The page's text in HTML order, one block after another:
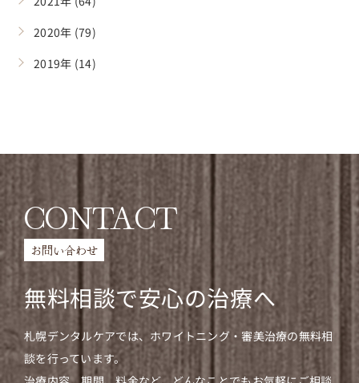
2020年 (79)
2019年 (14)
CONTACT
お問い合わせ
無料相談で安心の治療へ
札幌デンタルケアでは、ホワイトニング・審美治療の無料相
談を行っています。